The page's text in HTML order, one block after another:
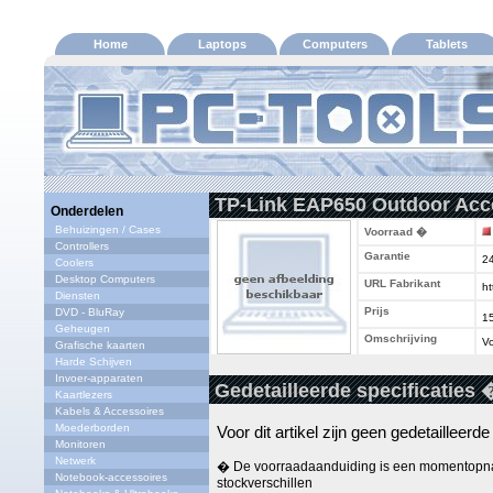
Home Laptops Computers Tablets
Onderdelen
Behuizingen / Cases
Controllers
Coolers
Desktop Computers
Diensten
DVD - BluRay
Geheugen
Grafische kaarten
Harde Schijven
Invoer-apparaten
Kaartlezers
Kabels & Accessoires
Moederborden
Monitoren
Netwerk
Notebook-accessoires
TP-Link EAP650 Outdoor
Voorraad �
Garantie
URL Fabrikant
Prijs
Omschrijving
Gedetailleerde specificaties
Voor dit artikel zijn geen
� De voorraadaanduiding is een
stockverschillen